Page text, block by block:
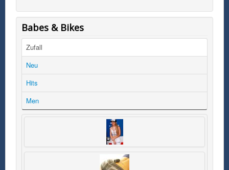
Babes & Bikes
Zufall
Neu
Hits
Men